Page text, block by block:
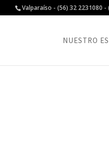
Valparaíso - (56) 32 2231080
NUESTRO